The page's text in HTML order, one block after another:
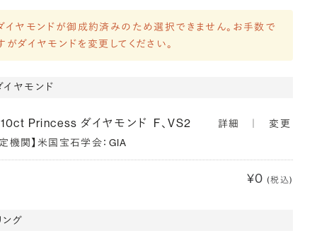
イヤモンドが御成約済みのため選択できません。お手数で
がダイヤモンドを変更してください。
イヤモンド
Princess ダイヤモンド F、VS2
定機関】米国宝石学会：GIA
詳細 変更
¥0 (税込)
ング